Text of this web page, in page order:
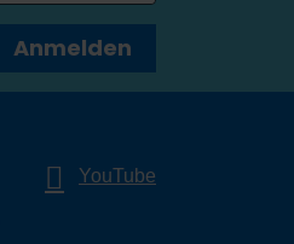
Anmelden
YouTube